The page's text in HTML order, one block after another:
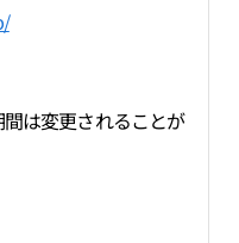
は変更されることが